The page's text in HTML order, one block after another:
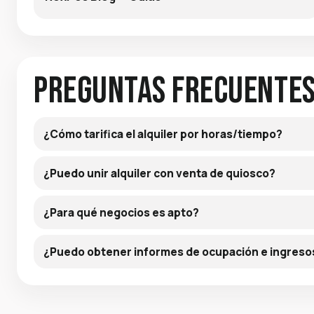
Preguntas
¿Cómo tarifica el alquiler por horas/tiempo?
¿Puedo unir alquiler con venta de quiosco?
¿Para qué negocios es apto?
¿Puedo obtener informes de ocupación e